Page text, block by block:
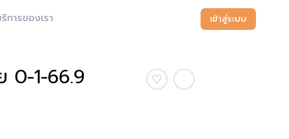
การของเรา เข้าสู่ระบบ
0-1-66.9 ♡